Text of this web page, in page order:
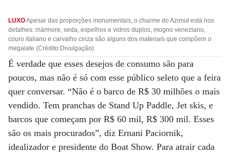
LUXOApesar das proporções monumentais, o charme do Azimut está nos
detalhes: mármore, seda, espelhos e vidros duplos, mogno veneziano,
couro italiano e carvalho cinza são alguns dos materiais que compõem o
megaiate (Crédito:Divulgação)
É verdade que esses desejos de consumo são para
poucos, mas não é só com esse público seleto que a feira
quer conversar. “Não é o barco de R$ 30 milhões o mais
vendido. Tem pranchas de Stand Up Paddle, Jet skis, e
barcos que começam por R$ 60 mil, R$ 300 mil. Esses
são os mais procurados”, diz Ernani Paciornik,
idealizador e presidente do Boat Show. Para atrair cada